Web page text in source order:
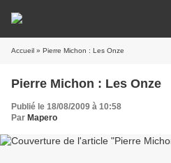
Accueil » Pierre Michon : Les Onze
Pierre Michon : Les Onze
Publié le 18/08/2009 à 10:58
Par Mapero